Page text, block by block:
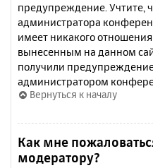
предупреждение. Учтите,
администратора
имеет никакого
вынесенным на данном
получили
администратором
Вернуться к началу
Как мне
модератору?